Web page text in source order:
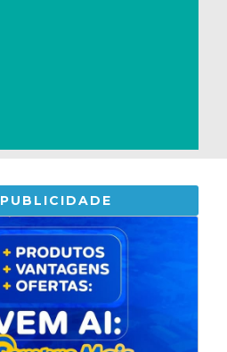
PUBLICIDADE